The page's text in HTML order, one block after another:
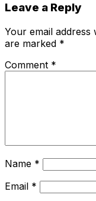
Leave a Reply
Your email address
are marked *
Comment *
Name *
Email *